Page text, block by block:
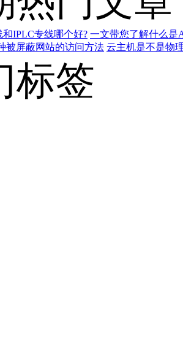
IPLC专线哪个好? 一文带您了解什么是
被屏蔽网站的访问方法 云主机是不是物
标签